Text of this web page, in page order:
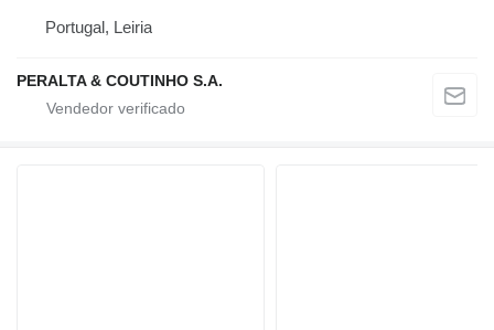
Portugal, Leiria
PERALTA & COUTINHO S.A.